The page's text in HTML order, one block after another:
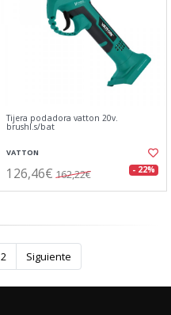
Tijera podadora vatton 20v.
brushl.s/bat
VATTON
126,46€ 162,22€ - 22%
2 Siguiente